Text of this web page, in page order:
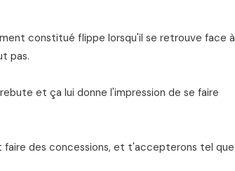
constitué flippe lorsqu'il se retrouve face à
pas.
et ça lui donne l'impression de se faire
faire des concessions, et t'accepterons tel que